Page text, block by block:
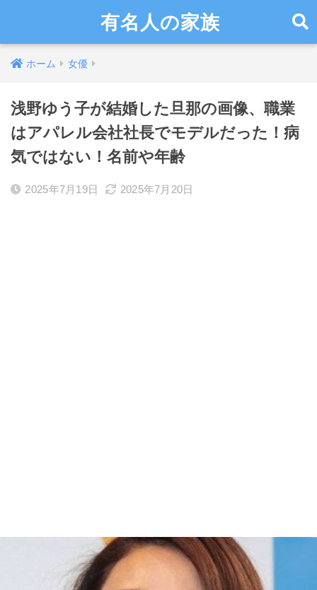
有名人の家族
ホーム 女優
浅野ゆう子が結婚した旦那の画像、職業
はアパレル会社社長でモデルだった！病
気ではない！名前や年齢
2025年7月19日 2025年7月20日